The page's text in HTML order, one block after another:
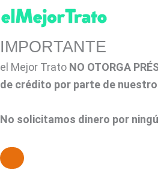
IMPORTANTE
el Mejor Trato NO OTORGA
de crédito por parte de
No solicitamos dinero por